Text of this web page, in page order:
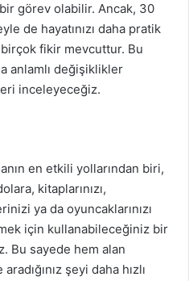
görev olabilir. Ancak, 30
de hayatınızı daha pratik
fikir mevcuttur. Bu
anlamlı değişiklikler
inceleyeceğiz.
en etkili yollarından biri,
kitaplarınızı,
ya da oyuncaklarınızı
için kullanabileceğiniz bir
Bu sayede hem alan
şeyi daha hızlı